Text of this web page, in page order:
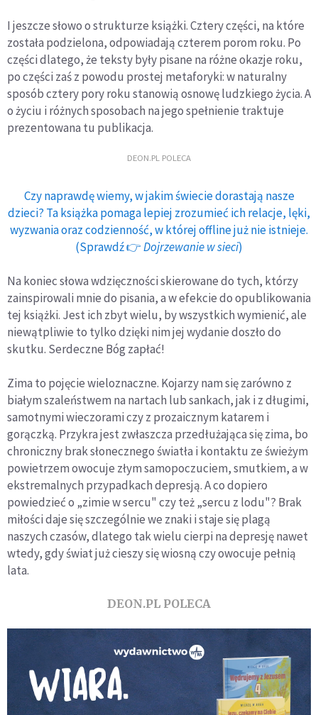
I jeszcze słowo o strukturze książki. Cztery części, na które
została podzielona, odpowiadają czterem porom roku. Po
części dlatego, że teksty były pisane na różne okazje roku,
po części zaś z powodu prostej metaforyki: w naturalny
sposób cztery pory roku stanowią osnowę ludzkiego życia. A
o życiu i różnych sposobach na jego spełnienie traktuje
prezentowana tu publikacja.
DEON.PL POLECA
Czy naprawdę wiemy, w jakim świecie dorastają nasze
dzieci? Ta książka pomaga lepiej zrozumieć ich relacje, lęki,
wyzwania oraz codzienność, w której offline już nie istnieje.
(Sprawdź 👉Dojrzewanie w sieci)
Na koniec słowa wdzięczności skierowane do tych, którzy
zainspirowali mnie do pisania, a w efekcie do opublikowania
tej książki. Jest ich zbyt wielu, by wszystkich wymienić, ale
niewątpliwie to tylko dzięki nim jej wydanie doszło do
skutku. Serdeczne Bóg zapłać!
Zima to pojęcie wieloznaczne. Kojarzy nam się zarówno z
białym szaleństwem na nartach lub sankach, jak i z długimi,
samotnymi wieczorami czy z prozaicznym katarem i
gorączką. Przykra jest zwłaszcza przedłużająca się zima, bo
chroniczny brak słonecznego światła i kontaktu ze świeżym
powietrzem owocuje złym samopoczuciem, smutkiem, a w
ekstremalnych przypadkach depresją. A co dopiero
powiedzieć o „zimie w sercu" czy też „sercu z lodu"? Brak
miłości daje się szczególnie we znaki i staje się plagą
naszych czasów, dlatego tak wielu cierpi na depresję nawet
wtedy, gdy świat już cieszy się wiosną czy owocuje pełnią
lata.
DEON.PL POLECA